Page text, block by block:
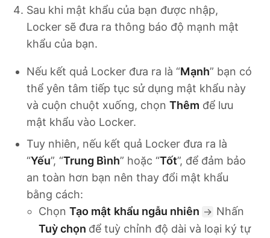
Sau khi mật khẩu của bạn được nhập,
Locker sẽ đưa ra thông báo độ mạnh mật
khẩu của bạn.
Nếu kết quả Locker đưa ra là “Mạnh” bạn có
thể yên tâm tiếp tục sử dụng mật khẩu này
và cuộn chuột xuống, chọn Thêm để lưu
mật khẩu vào Locker.
Tuy nhiên, nếu kết quả Locker đưa ra là
“Yếu”, “Trung Bình” hoặc “Tốt”, để đảm bảo
an toàn hơn bạn nên thay đổi mật khẩu
bằng cách:
Chọn Tạo mật khẩu ngẫu nhiên → Nhấn
Tuỳ chọn để tuỳ chỉnh độ dài và loại ký tự